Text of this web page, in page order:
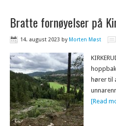
Bratte fornøyelser på
14. august 2023 byMorten Møst
hører til
[Read